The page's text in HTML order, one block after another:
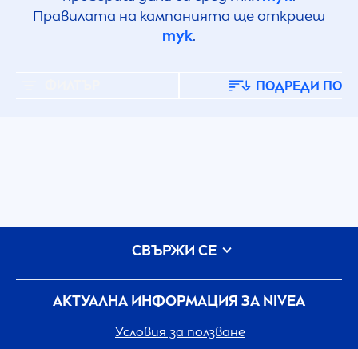
Правилата на кампанията ще откриеш
тук.
ПОДРЕДИ ПО
АКТУАЛНА ИНФОРМАЦИЯ ЗА NIVEA
Условия за ползване
СВЪРЖИ СЕ